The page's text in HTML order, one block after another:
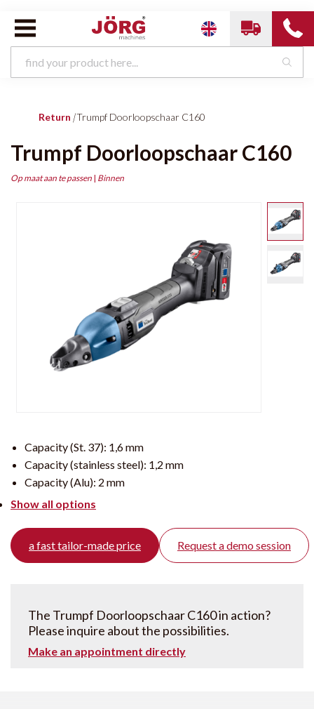
Return |Trumpf Doorloopschaar C160
Trumpf Doorloopschaar C160
Op maat aan te passen | Binnen
Capacity (St. 37): 1,6 mm
Capacity (stainless steel): 1,2 mm
Capacity (Alu): 2 mm
Show all options
a fast tailor-made price Request a demo session
The Trumpf Doorloopschaar C160 in action?
Please inquire about the possibilities.
Make an appointment directly